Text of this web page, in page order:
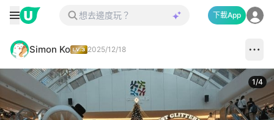
下載App
Simon Ko 2025/12/18
1/4